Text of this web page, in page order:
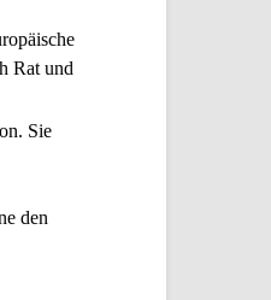
Rat und
Sie
den